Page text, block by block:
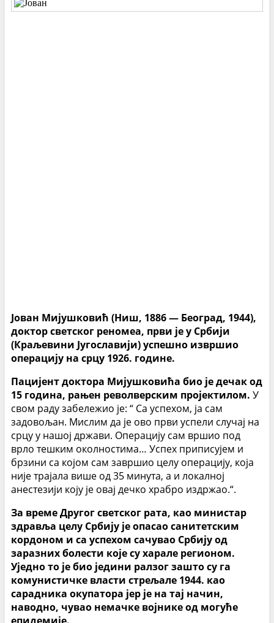
Јован Мијушковић (Ниш, 1886 — Београд, 1944),
доктор светског реномеа, први је у Србији
(Краљевини Југославији) успешно извршио
операцију на срцу 1926. године.
Пацијент доктора Мијушковића био је дечак од
15 година, рањен револверским пројектилом. У
свом раду забележио је: “ Са успехом, ја сам
задовољан. Мислим да је ово први успели случај на
срцу у нашој држави. Операцију сам вршио под
врло тешким околностима… Успех приписујем и
брзини са којом сам завршио целу операцију, која
није трајала више од 35 минута, а и локалној
анестезији коју је овај дечко храбро издржао.“.
За време Другог светског рата, као министар
здравља целу Србију је опасао санитетским
кордоном и са успехом сачувао Србију од
заразних болести које су харале регионом.
Уједно то је био једини ралзог зашто су га
комунистичке власти стрељале 1944. као
сарадника окупатора јер је на тај начин,
наводно, чувао немачке војнике од могуће